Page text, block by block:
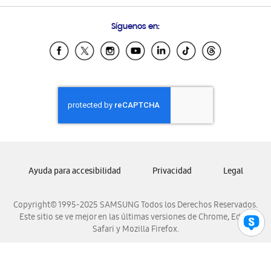
Samsung Ecuador
Samsung El Salvador
Samsung Honduras
Samsung Nicaragua
Samsung Panamá
Samsung Venezuela
Síguenos en:
Copyright© 1995-2025 SAMSUNG Todos los Derechos Reservados.
Este sitio se ve mejor en las últimas versiones de Chrome, Edge,
Safari y Mozilla Firefox.
Ayuda para accesibilidad Privacidad Legal